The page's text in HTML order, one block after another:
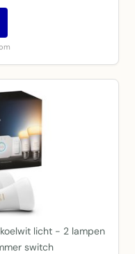
licht - 2 lampen
switch